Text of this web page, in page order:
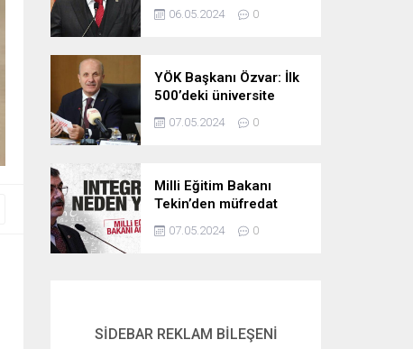
06.05.2024 0
YÖK Başkanı Özvar: İlk
500’deki üniversite
sayımızı 10’a çıkarmayı
hedefliyoruz
07.05.2024 0
Milli Eğitim Bakanı
Tekin’den müfredat
açıklaması! İntegral
neden yok? İşte
07.05.2024 0
SİDEBAR REKLAM BİLEŞENİ